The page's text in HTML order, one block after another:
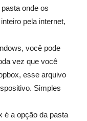
onde os
pela internet,
você pode
vez que você
esse arquivo
Simples
é a opção da pasta